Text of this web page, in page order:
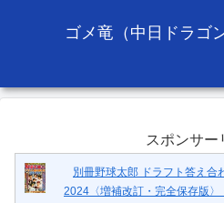
ゴメ竜（中日ドラゴ
スポンサー
別冊野球太郎 ドラフト答え合
2024〈増補改訂・完全保存版〉